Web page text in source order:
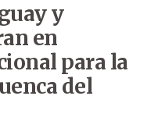
y
en
para la
del